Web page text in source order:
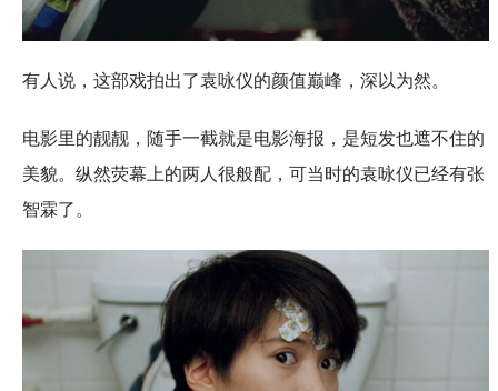
有人说，这部戏拍出了袁咏仪的颜值巅峰，深以为然。
电影里的靓靓，随手一截就是电影海报，是短发也遮不住的
美貌。纵然荧幕上的两人很般配，可当时的袁咏仪已经有张
智霖了。